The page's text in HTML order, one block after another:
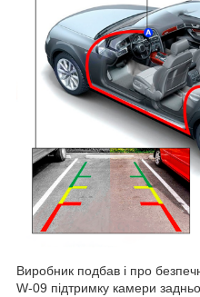
Виробник подбав і про
W-09 підтримку камери